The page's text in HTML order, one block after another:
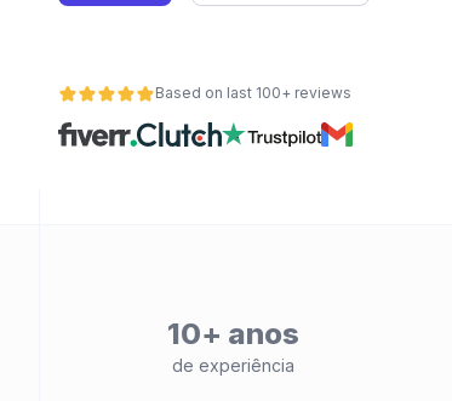
Based on last 100+ reviews
10+ anos
de experiência